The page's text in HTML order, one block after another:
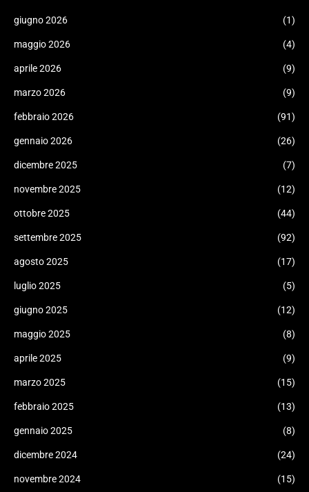
giugno 2026 (1)
maggio 2026 (4)
aprile 2026 (9)
marzo 2026 (9)
febbraio 2026 (91)
gennaio 2026 (26)
dicembre 2025 (7)
novembre 2025 (12)
ottobre 2025 (44)
settembre 2025 (92)
agosto 2025 (17)
luglio 2025 (5)
giugno 2025 (12)
maggio 2025 (8)
aprile 2025 (9)
marzo 2025 (15)
febbraio 2025 (13)
gennaio 2025 (8)
dicembre 2024 (24)
novembre 2024 (15)